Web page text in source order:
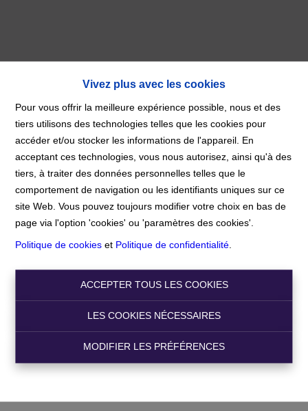
Vivez plus avec les cookies
Pour vous offrir la meilleure expérience possible, nous et des
tiers utilisons des technologies telles que les cookies pour
accéder et/ou stocker les informations de l'appareil. En
acceptant ces technologies, vous nous autorisez, ainsi qu'à des
tiers, à traiter des données personnelles telles que le
comportement de navigation ou les identifiants uniques sur ce
site Web. Vous pouvez toujours modifier votre choix en bas de
page via l'option 'cookies' ou 'paramètres des cookies'.
Politique de cookies et Politique de confidentialité
ACCEPTER TOUS LES COOKIES
LES COOKIES NÉCESSAIRES
MODIFIER LES PRÉFÉRENCES
Accueil
Accueil
Chercher
Filtre